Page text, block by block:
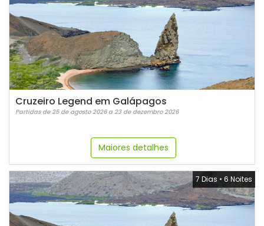
Cruzeiro Legend em Galápagos
Partidas de 25 de agosto 2026 a 23 de dezembro 2026
Maiores detalhes
7 Dias • 6 Noites